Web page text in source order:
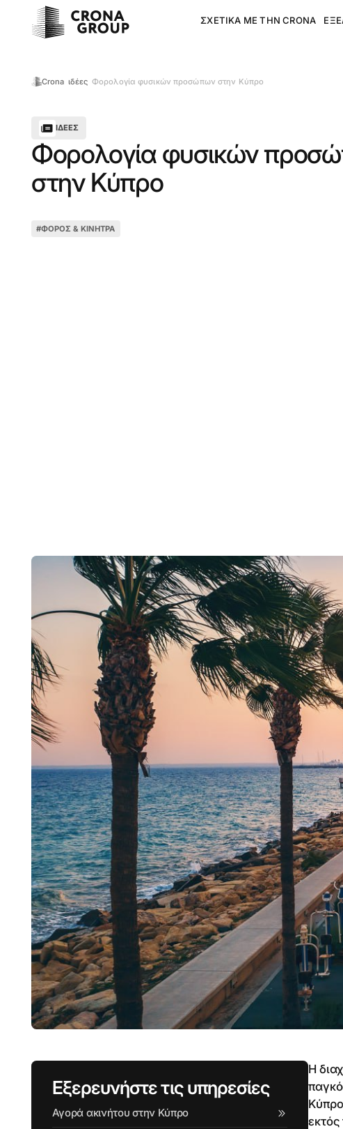
ΣΧΕΤΙΚΆ ΜΕ ΤΗΝ CRONA
Crona ιδέες Φορολογία φυσικών προσώπων στην Κύπρο
ΙΔΈΕΣ
Φορολογία φυσικών
στην Κύπρο
#ΦΌΡΟΣ & ΚΊΝΗΤΡΑ
Εξερευνήστε τις υπηρεσίες
Αγορά ακινήτου στην Κύπρο
Η